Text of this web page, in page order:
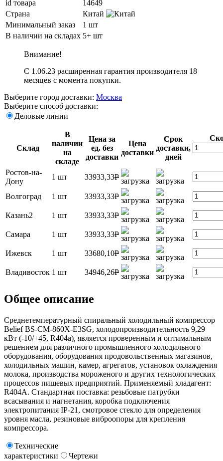
id товара
14649
Страна
Китай
Минимальный заказ
1 шт
В наличии на складах 5+ шт
Внимание!
С 1.06.23 расширенная гарантия производителя 18
месяцев с момента покупки.
Выберите город доставки: Москва
Выберите способ доставки:
Деловые линии
Склад
В
наличии
на
складе
Цена за
ед. без
доставки
Цена
доставки
Срок
доставки,
дней
Ростов-на-
Дону
1 шт 33933,33P
Волгоград 1 шт 33933,33P
Казань2 1 шт 33933,33P
Самара 1 шт 33933,33P
Ижевск 1 шт 33680,10P
Владивосток 1 шт 34946,26P
Общее описание
Среднетемпературный спиральный холодильный компрессор
Belief BS-CM-860X-E3SG, холодопроизводительность 9,29
кВт (-10/+45, R404a), является проверенным и оптимальным
решением для различного промышленного холодильного
оборудования, оборудования продовольственных магазинов,
холодильных машин, камер, агрегатов, установок охлаждения
молока, производства мороженого и других технологических
процессов пищевых предприятий. Применяемый хладагент:
R404A. Стандартная поставка: резьбовые патрубки
всасывания и нагнетания, коробка подключения
электропитания IP-21, смотровое стекло для определения
уровня масла, резиновые виброопоры для крепления
компрессора.
Технические
характеристики
Чертежи